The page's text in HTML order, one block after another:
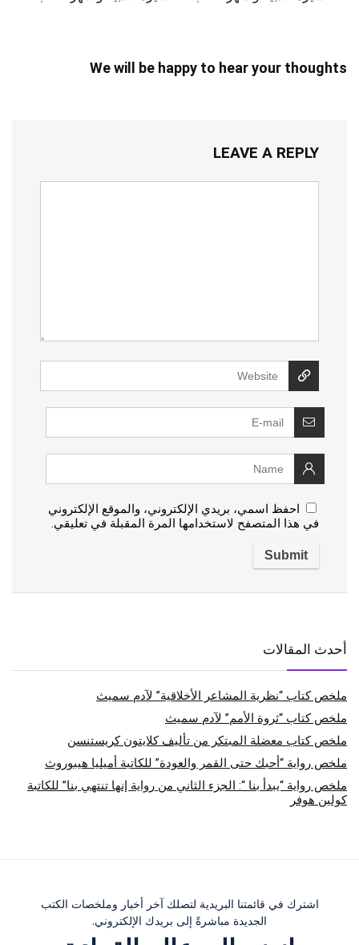
We will be happy to hear your thoughts
LEAVE A REPLY
احفظ اسمي، بريدي الإلكتروني، والموقع الإلكتروني
في هذا المتصفح لاستخدامها المرة المقبلة في تعليقي.
أحدث المقالات
ملخص كتاب “نظرية المشاعر الأخلاقية” لآدم سميث
ملخص كتاب “ثروة الأمم” لآدم سميث
ملخص كتاب معضلة المبتكر من تأليف كلايتون كريستنسن
ملخص رواية “أحبك حتى القمر والعودة” للكاتبة أميليا هيبوروث
ملخص رواية “يبدأ بنا “: الجزء الثاني من رواية إنها تنتهي بنا” للكاتبة
كولين هوفر
اشترك في قائمتنا البريدية لتصلك آخر أخبار وملخصات الكتب
الجديدة مباشرةً إلى بريدك الإلكتروني.